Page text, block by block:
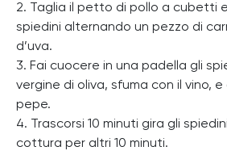
2. Taglia il petto di pollo a cubetti
spiedini alternando un pezzo di
d’uva.
3. Fai cuocere in una padella gli
vergine di oliva, sfuma con il vino,
pepe.
4. Trascorsi 10 minuti gira gli
cottura per altri 10 minuti.